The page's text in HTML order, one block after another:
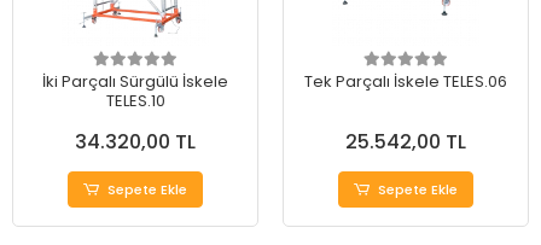
İki Parçalı Sürgülü İskele
TELES.10
34.320,00 TL
Sepete Ekle
Tek Parçalı İskele TELES.06
25.542,00 TL
Sepete Ekle